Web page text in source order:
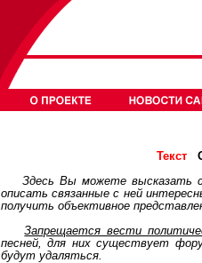
Текст
Здесь Вы можете высказать
описать связанные с ней
получить объективное
Запрещается вести
песней, для них существует
будут удаляться.